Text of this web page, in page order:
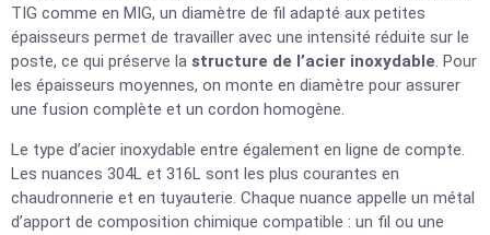
TIG comme en MIG, un diamètre de fil adapté aux petites
épaisseurs permet de travailler avec une intensité réduite sur le
poste, ce qui préserve la structure de l’acier inoxydable. Pour
les épaisseurs moyennes, on monte en diamètre pour assurer
une fusion complète et un cordon homogène.
Le type d’acier inoxydable entre également en ligne de compte.
Les nuances 304L et 316L sont les plus courantes en
chaudronnerie et en tuyauterie. Chaque nuance appelle un métal
d’apport de composition chimique compatible : un fil ou une